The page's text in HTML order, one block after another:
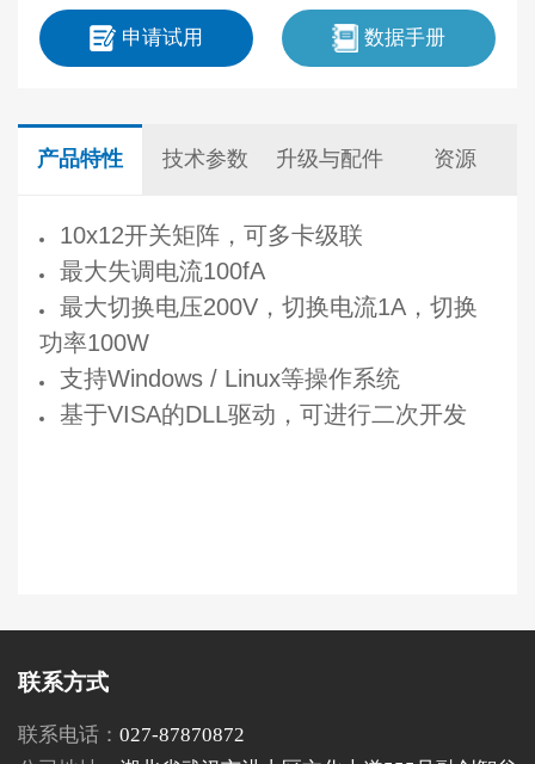
申请试用 数据手册
产品特性 技术参数 升级与配件 资源
10x12开关矩阵，可多卡级联
最大失调电流100fA
最大切换电压200V，切换电流1A，切换
功率100W
支持Windows / Linux等操作系统
基于VISA的DLL驱动，可进行二次开发
联系方式
联系电话： 027-87870872